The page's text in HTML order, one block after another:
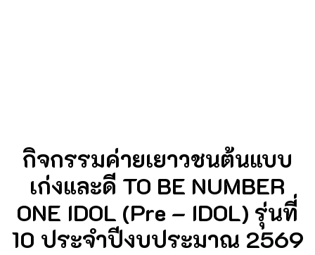
กิจกรรมค่ายเยาวชนต้นแบบ
เก่งและดี TO BE NUMBER
ONE IDOL (Pre – IDOL) รุ่นที่
10 ประจำปีงบประมาณ 2569